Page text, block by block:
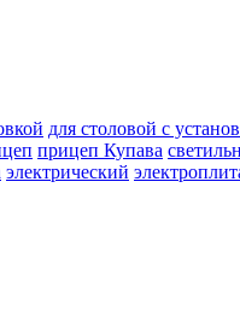
для столовой с
прицеп Купава
электрический